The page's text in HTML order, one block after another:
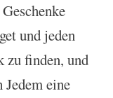
und jeden
zu finden, und
eine